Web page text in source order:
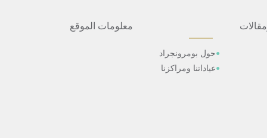
معلومات الموقع
حول بومرونجراد
عياداتنا ومراكزنا